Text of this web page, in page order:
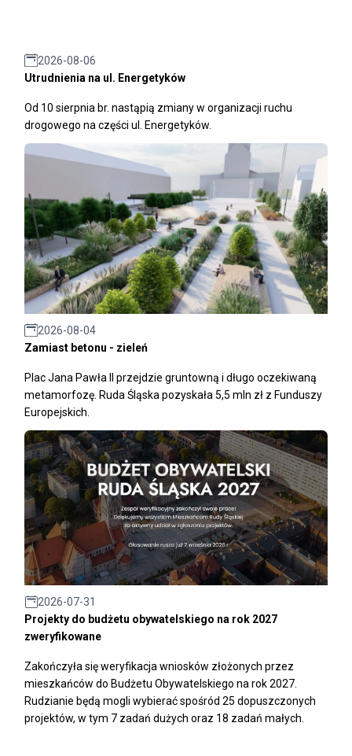
2026-08-06
Utrudnienia na ul. Energetyków
Od 10 sierpnia br. nastąpią zmiany w organizacji ruchu
drogowego na części ul. Energetyków.
2026-08-04
Zamiast betonu - zieleń
Plac Jana Pawła II przejdzie gruntowną i długo oczekiwaną
metamorfozę. Ruda Śląska pozyskała 5,5 mln zł z Funduszy
Europejskich.
2026-07-31
Projekty do budżetu obywatelskiego na rok 2027
zweryfikowane
Zakończyła się weryfikacja wniosków złożonych przez
mieszkańców do Budżetu Obywatelskiego na rok 2027.
Rudzianie będą mogli wybierać spośród 25 dopuszczonych
projektów, w tym 7 zadań dużych oraz 18 zadań małych.